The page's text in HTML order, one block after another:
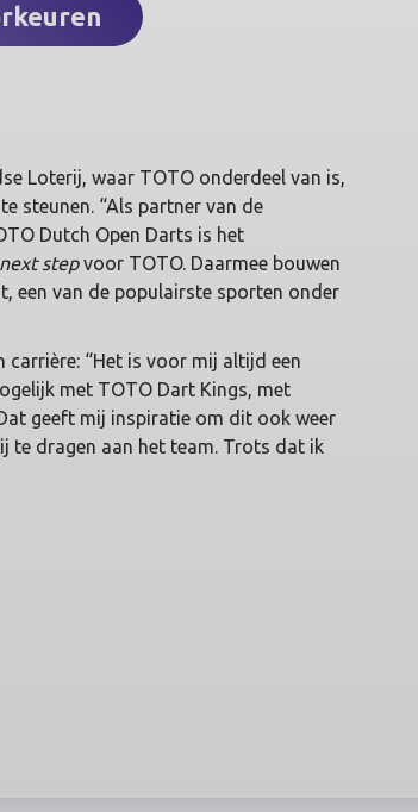
Loterij, waar TOTO onderdeel van is,
steunen. “Als partner van de
Dutch Open Darts is het
next stepvoor TOTO. Daarmee bouwen
een van de populairste sporten onder
carrière: “Het is voor mij altijd een
met TOTO Dart Kings, met
geeft mij inspiratie om dit ook weer
te dragen aan het team. Trots dat ik